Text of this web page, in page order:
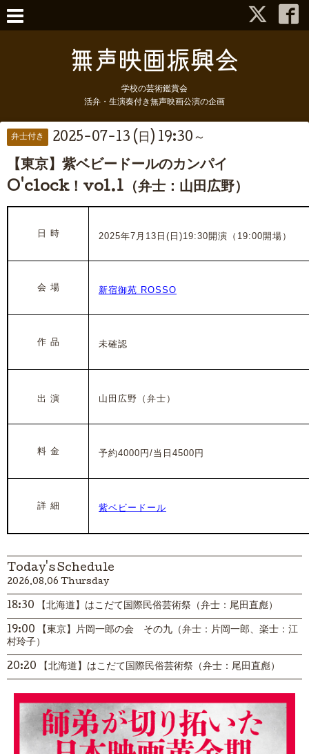
学校の芸術鑑賞会
活弁・生演奏付き無声映画公演の企画
弁士付き 2025-07-13 (日) 19:30～
【東京】紫ベビードールのカンパイ
O'clock！vol.1（弁士：山田広野）
日 時 2025年7月13日(日)19:30開演（19:00開場）
会 場 新宿御苑 ROSSO
作 品 未確認
出 演 山田広野（弁士）
料 金 予約4000円/当日4500円
詳 細 紫ベビードール
Today's Schedule
2026.08.06 Thursday
18:30 【北海道】はこだて国際民俗芸術祭（弁士：尾田直彪）
19:00 【東京】片岡一郎の会 その九（弁士：片岡一郎、楽士：江
村玲子）
20:20 【北海道】はこだて国際民俗芸術祭（弁士：尾田直彪）